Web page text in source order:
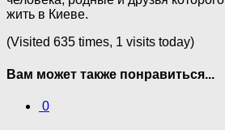
жить в Киеве.
(Visited 635 times, 1 visits today)
Вам может также понравиться...
0